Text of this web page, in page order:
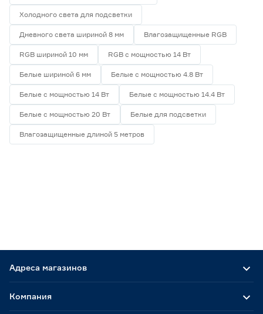
Холодного света для подсветки
Дневного света шириной 8 мм Влагозащищенные RGB
RGB шириной 10 мм RGB с мощностью 14 Вт
Белые шириной 6 мм Белые с мощностью 4.8 Вт
Белые с мощностью 14 Вт Белые с мощностью 14.4 Вт
Белые с мощностью 20 Вт Белые для подсветки
Влагозащищенные длиной 5 метров
Адреса магазинов
Компания